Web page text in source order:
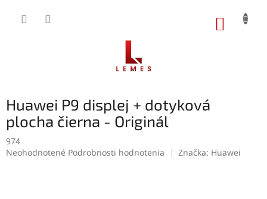
Huawei P9 displej + dotyková
plocha čierna - Originál
974
Priemerné
Neohodnotené Podrobnosti hodnotenia Značka: Huawei